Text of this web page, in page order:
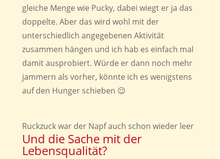
gleiche Menge wie Pucky, dabei wiegt er ja das
doppelte. Aber das wird wohl mit der
unterschiedlich angegebenen Aktivität
zusammen hängen und ich hab es einfach mal
damit ausprobiert. Würde er dann noch mehr
jammern als vorher, könnte ich es wenigstens
auf den Hunger schieben 😉
Ruckzuck war der Napf auch schon wieder leer
Und die Sache mit der
Lebensqualität?